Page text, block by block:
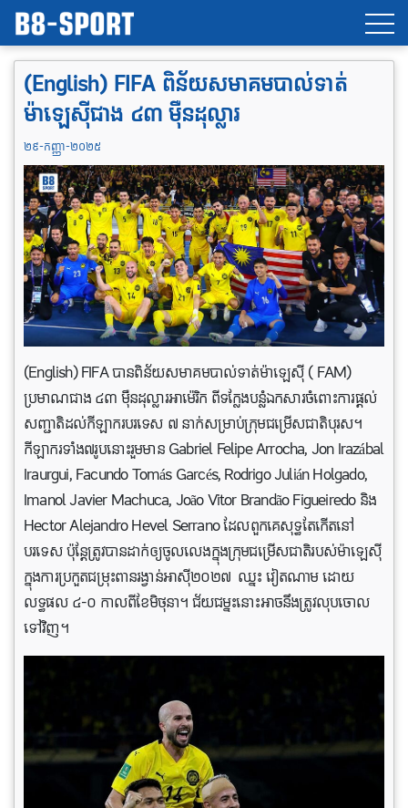
(English) FIFA ពិន័យ​សមាគម​បាល់ទាត់​
ម៉ាឡេស៊ី​ជាង ៤៣ ម៉ឺនដុល្លារ
២៩-កញ្ញា-២០២៥
(English) FIFA បាន​ពិន័យ​សមាគម​បាល់ទាត់​ម៉ាឡេស៊ី​ ( FAM)
ប្រមាណជាង ៤៣ ម៉ឺនដុល្លារអាម៉េរិក ពីទក្លែងបន្លំឯកសារ​ចំពោះ​ការផ្តល់​
សញ្ជាតិ​ដល់​កីឡាករ​បរទេស ៧ នាក់​សម្រាប់​ក្រុម​ជម្រើស​ជាតិ​បុរស។
កីឡាករទាំង៧រូបនោះរួមមាន Gabriel Felipe Arrocha, Jon Irazábal
Iraurgui, Facundo Tomás Garcés, Rodrigo Julián Holgado,
Imanol Javier Machuca, João Vitor Brandão Figueiredo និង
Hector Alejandro Hevel Serrano ដែលពួកគេសុទ្ធតែកើតនៅ
បរទេស ប៉ុន្តែត្រូវបានដាក់ឲ្យចូលលេងក្នុងក្រុមជម្រើសជាតិរបស់ម៉ាឡេស៊ី
ក្នុងការប្រកួតជម្រុះពានរង្វាន់អាស៊ី២០២៧ ឈ្នះ វៀតណាម ដោយ
លទ្ធផល ៤-០ កាលពីខែមិថុនា។ ជ័យ​ជម្នះ​នោះ​អាច​នឹង​ត្រូវ​លុបចោល
ទៅវិញ។